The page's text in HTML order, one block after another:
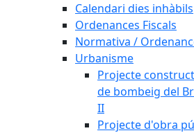
Calendari dies inhàbils
Ordenances Fiscals
Normativa /
Urbanisme
Projecte
de bombeig del
II
Projecte d'obra